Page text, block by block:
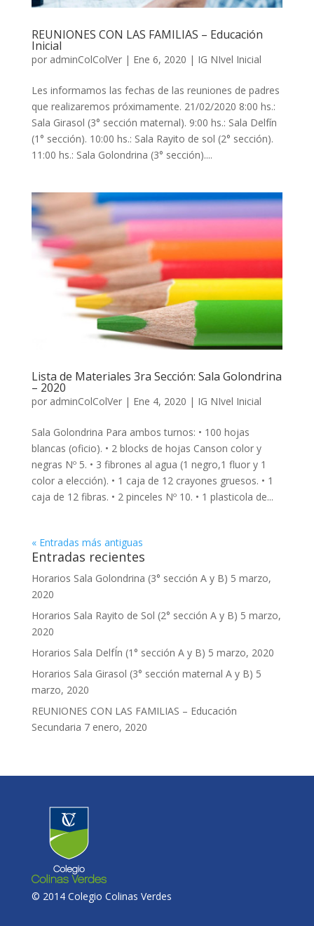
REUNIONES CON LAS FAMILIAS – Educación
Inicial
por adminColColVer| Ene 6, 2020 | IG NIvel Inicial
Les informamos las fechas de las reuniones de padres
que realizaremos próximamente. 21/02/2020 8:00 hs.:
Sala Girasol (3° sección maternal). 9:00 hs.: Sala Delfín
(1° sección). 10:00 hs.: Sala Rayito de sol (2° sección).
11:00 hs.: Sala Golondrina (3° sección)....
Lista de Materiales 3ra Sección: Sala Golondrina
– 2020
por adminColColVer| Ene 4, 2020 | IG NIvel Inicial
Sala Golondrina Para ambos turnos: • 100 hojas
blancas (oficio). • 2 blocks de hojas Canson color y
negras Nº 5. • 3 fibrones al agua (1 negro,1 fluor y 1
color a elección). • 1 caja de 12 crayones gruesos. • 1
caja de 12 fibras. • 2 pinceles Nº 10. • 1 plasticola de...
« Entradas más antiguas
Entradas recientes
Horarios Sala Golondrina (3° sección A y B) 5 marzo,
2020
Horarios Sala Rayito de Sol (2° sección A y B) 5 marzo,
2020
Horarios Sala DelfÍn (1° sección A y B) 5 marzo, 2020
Horarios Sala Girasol (3° sección maternal A y B) 5
marzo, 2020
REUNIONES CON LAS FAMILIAS – Educación
Secundaria 7 enero, 2020
© 2014 Colegio Colinas Verdes